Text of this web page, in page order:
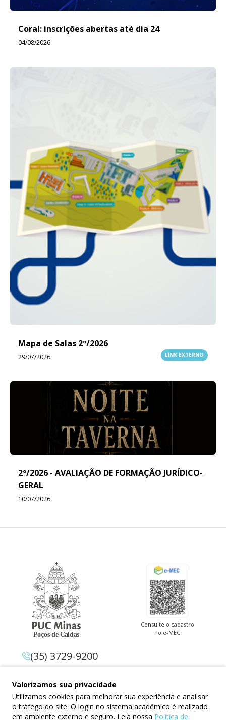
Coral: inscrições abertas até dia 24
04/08/2026
Mapa de Salas 2º/2026
29/07/2026 LINK EXTERNO
2º/2026 - AVALIAÇÃO DE FORMAÇÃO JURÍDICO-
GERAL
10/07/2026
Valorizamos sua privacidade
Utilizamos cookies para melhorar sua experiência e analisar
o tráfego do site. O login no sistema acadêmico é realizado
em ambiente externo e seguro. Leia nossa Política de
Consulte o cadastro
no e-MEC
(35) 3729-9200
Jardim Country Club 37.714-620 –
Poços De Caldas – Minas Gerais